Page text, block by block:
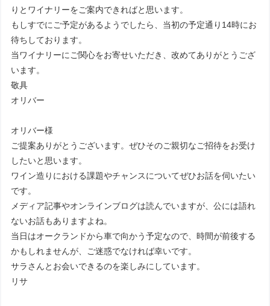
りとワイナリーをご案内できればと思います。
もしすでにご予定があるようでしたら、当初の予定通り14時にお
待ちしております。
当ワイナリーにご関心をお寄せいただき、改めてありがとうござ
います。
敬具
オリバー
オリバー様
ご提案ありがとうございます。ぜひそのご親切なご招待をお受け
したいと思います。
ワイン造りにおける課題やチャンスについてぜひお話を伺いたい
です。
メディア記事やオンラインブログは読んでいますが、公には語れ
ないお話もありますよね。
当日はオークランドから車で向かう予定なので、時間が前後する
かもしれませんが、ご迷惑でなければ幸いです。
サラさんとお会いできるのを楽しみにしています。
リサ